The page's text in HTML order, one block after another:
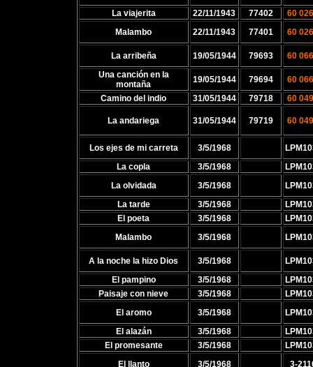
La viajerita
22/11/1943 77402
60
Malambo
22/11/1943 77401 60
La arribeña 19/05/1944 79693
60
Una canción en la
montaña
19/05/1944 79694
60
Camino del indio
31/05/1944 79718 60
La andariega 31/05/1944 79719 60
Los ejes de mi carreta 3/5/1968
La copla
3/5/1968
La olvidada
3/5/1968
La tarde
3/5/1968
El poeta
3/5/1968
Malambo
3/5/1968
A la noche la hizo Dios 3/5/1968
El pampino
3/5/1968
Paisaje con nieve
3/5/1968
El aromo
3/5/1968
El alazán
3/5/1968
El promesante
3/5/1968
El llanto
3/5/1968 3-